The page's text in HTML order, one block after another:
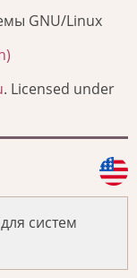
GNU/Linux
. Licensed under
систем